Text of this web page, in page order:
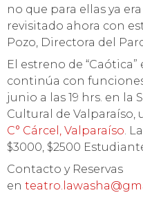
no que para ellas ya
revisitado ahora con
Pozo, Directora del
El estreno de
continúa con
junio a las 19 hrs. en la
Cultural de Valparaíso,
C° Cárcel, Valparaíso.
$3000, $2500
Contacto y Reservas
en